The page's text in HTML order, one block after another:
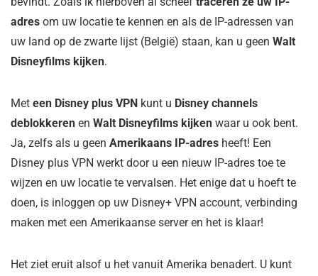
adres om uw locatie te kennen en als de IP-adressen van
uw land op de zwarte lijst (België) staan, kan u geen Walt
Disneyfilms kijken.
Met een Disney plus VPN kunt u Disney channels
deblokkeren en Walt Disneyfilms kijken waar u ook bent.
Ja, zelfs als u geen Amerikaans IP-adres heeft! Een
Disney plus VPN werkt door u een nieuw IP-adres toe te
wijzen en uw locatie te vervalsen. Het enige dat u hoeft te
doen, is inloggen op uw Disney+ VPN account, verbinding
maken met een Amerikaanse server en het is klaar!
Het ziet eruit alsof u het vanuit Amerika benadert. U kunt